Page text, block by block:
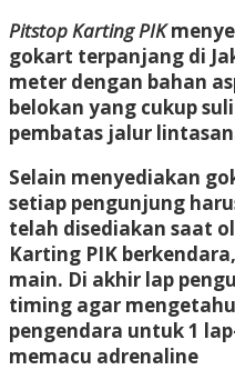
Pitstop Karting PIK
gokart terpanjang di
meter dengan bahan
belokan yang cukup
pembatas jalur
Selain menyediakan
setiap pengunjung
telah disediakan saat
Karting PIK
main. Di akhir lap
timing agar
pengendara untuk 1
memacu adrenaline